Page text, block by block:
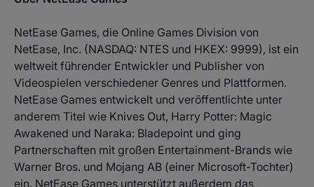
NetEase Games, die Online Games Division von
NetEase, Inc. (NASDAQ: NTES und HKEX: 9999), ist ein
weltweit führender Entwickler und Publisher von
Videospielen verschiedener Genres und Plattformen.
NetEase Games entwickelt und veröffentlichte unter
anderem Titel wie Knives Out, Harry Potter: Magic
Awakened und Naraka: Bladepoint und ging
Partnerschaften mit großen Entertainment-Brands wie
Warner Bros. und Mojang AB (einer Microsoft-Tochter)
ein. NetEase Games unterstützt außerdem das